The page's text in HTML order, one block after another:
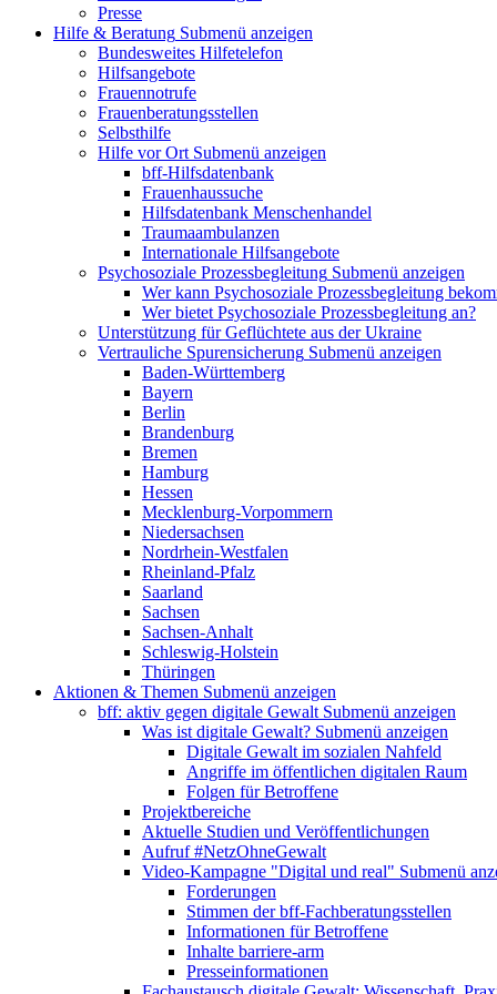
Presse
Hilfe & Beratung Submenü anzeigen
Bundesweites Hilfetelefon
Hilfsangebote
Frauennotrufe
Frauenberatungsstellen
Selbsthilfe
Hilfe vor Ort Submenü anzeigen
bff-Hilfsdatenbank
Frauenhaussuche
Hilfsdatenbank Menschenhandel
Traumaambulanzen
Internationale Hilfsangebote
Psychosoziale Prozessbegleitung Submenü anzeigen
Wer kann Psychosoziale Prozessbegleitung
Wer bietet Psychosoziale Prozessbegleitung an?
Unterstützung für Geflüchtete aus der Ukraine
Vertrauliche Spurensicherung Submenü anzeigen
Baden-Württemberg
Bayern
Berlin
Brandenburg
Bremen
Hamburg
Hessen
Mecklenburg-Vorpommern
Niedersachsen
Nordrhein-Westfalen
Rheinland-Pfalz
Saarland
Sachsen
Sachsen-Anhalt
Schleswig-Holstein
Thüringen
Aktionen & Themen Submenü anzeigen
bff: aktiv gegen digitale Gewalt Submenü anzeigen
Was ist digitale Gewalt? Submenü anzeigen
Digitale Gewalt im sozialen Nahfeld
Angriffe im öffentlichen digitalen Raum
Folgen für Betroffene
Projektbereiche
Aktuelle Studien und Veröffentlichungen
Aufruf #NetzOhneGewalt
Video-Kampagne "Digital und real" Submenü
Forderungen
Stimmen der bff-Fachberatungsstellen
Informationen für Betroffene
Inhalte barriere-arm
Presseinformationen